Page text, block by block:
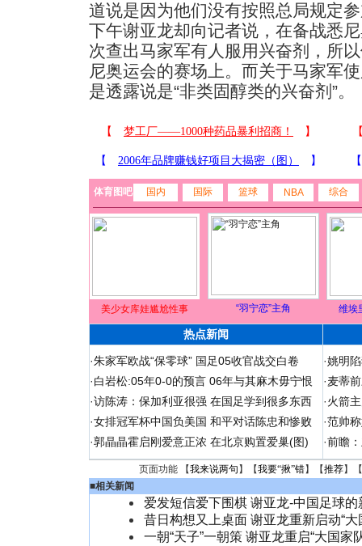
道说是因为他们没有按照总局规定
下午谢亚龙却向记者说，在备战悉
次查出马家军有人服用兴奋剂，所
尼奥运会的赛场上。而关于马家军
是透露说是“非类固醇类的兴奋剂”。
体育图吧 国内 国际 篮球 NBA 综合
美少女库娃尴尬性事 “羽宁恋”主角 维埃
热点新闻
·朱家军欧战“保零球” 国足05收官战交白卷
·白岩松:05年0-0的预言 06年与其麻木毋宁恨
·访陈涛：保加利亚很强 在国足学到很多东西
·女排冠军杯中国负美国 和平对话陈忠和惨败
·郭晶晶霍启刚爱意正浓 在北京购置爱巢(图)
·姚明
·麦蒂
·火箭
·范帅
·前瞻
页面功能 【我来说两句 】【我要“揪”错】【推荐】
■相关新闻
爱发短信爱下围棋 谢亚龙-中国足球的
昔日构想又上桌面 谢亚龙重新启动“大
一朝“天子”一朝策 谢亚龙重启“大国家